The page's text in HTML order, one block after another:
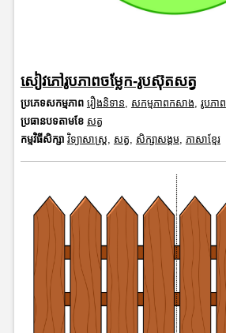
សៀវភៅរូបភាពចម្លែក-រូបស៊ុតសត្វ
ប្រភេទសកម្មភាព រឿងនិទាន សកម្មភាពកសាង រូបភាព
ប្រធានបទតាមខែ សត្វ
កម្មវិធីសិក្សា វិទ្យាសាស្រ្ត សត្វ សិក្សាសង្គម, ភាសាខ្មែរ